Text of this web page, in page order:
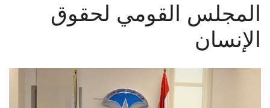
المراكز والوحدات
الإعلام
المجلس القومي لحقوق
الإنسان